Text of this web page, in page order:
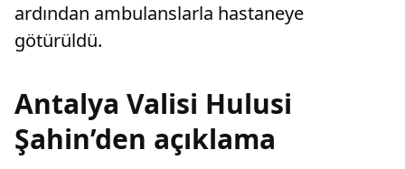
ardından ambulanslarla hastaneye
götürüldü.
Antalya Valisi Hulusi
Şahin’den açıklama